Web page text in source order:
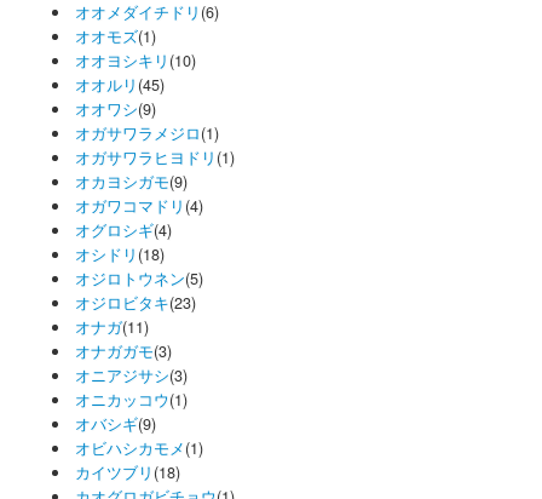
オオメダイチドリ (6)
オオモズ(1)
オオヨシキリ (10)
オオルリ (45)
オオワシ(9)
オガサワラメジロ(1)
オガサワラヒヨドリ (1)
オカヨシガモ(9)
オガワコマドリ (4)
オグロシギ(4)
オシドリ (18)
オジロトウネン(5)
オジロビタキ(23)
オナガ(11)
オナガガモ(3)
オニアジサシ(3)
オニカッコウ(1)
オバシギ(9)
オビハシカモメ(1)
カイツブリ (18)